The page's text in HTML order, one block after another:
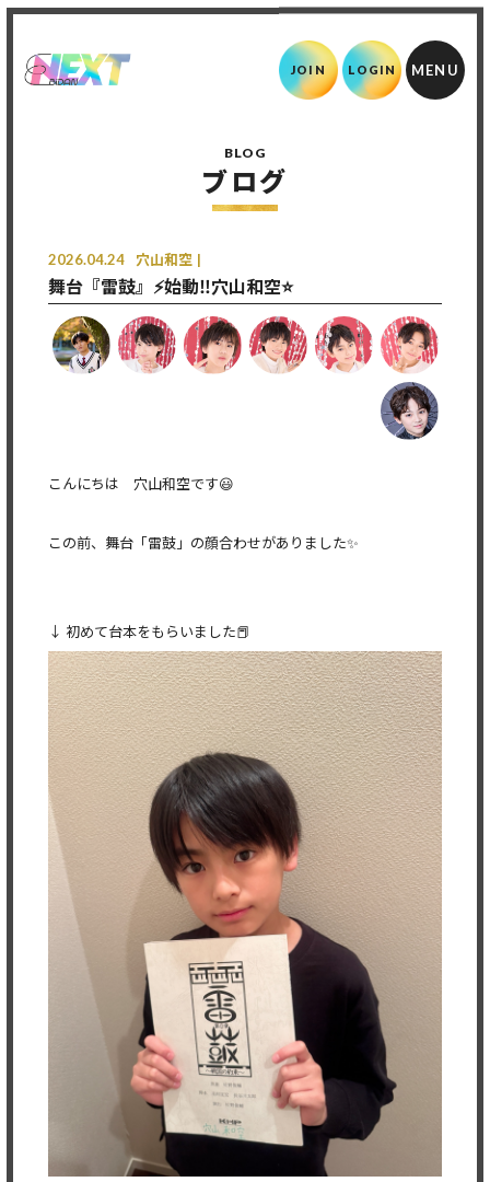
JOIN LOGIN
BLOG
ブログ
2026.04.24 穴山和空
舞台『雷鼓』⚡️始動‼️穴山和空⭐
こんにちは 穴山和空です😃
この前、舞台「雷鼓」の顔合わせがありました✨
↓ 初めて台本をもらいました📕